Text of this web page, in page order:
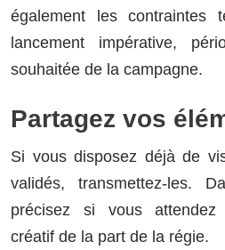
également les contraintes
lancement impérative,
souhaitée de la campagne.
Partagez vos
Si vous disposez déjà de
validés, transmettez-les.
précisez si vous attendez
créatif de la part de la régie.